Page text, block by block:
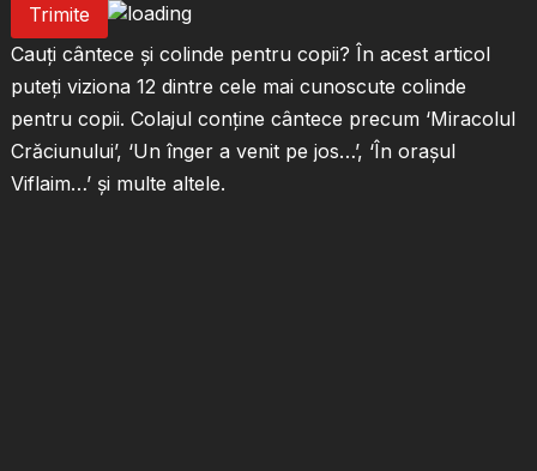
Trimite
Cauți cântece și colinde pentru copii? În acest articol
puteți viziona 12 dintre cele mai cunoscute colinde
pentru copii. Colajul conține cântece precum ‘Miracolul
Crăciunului’, ‘Un înger a venit pe jos…’, ‘În orașul
Viflaim…’ și multe altele.